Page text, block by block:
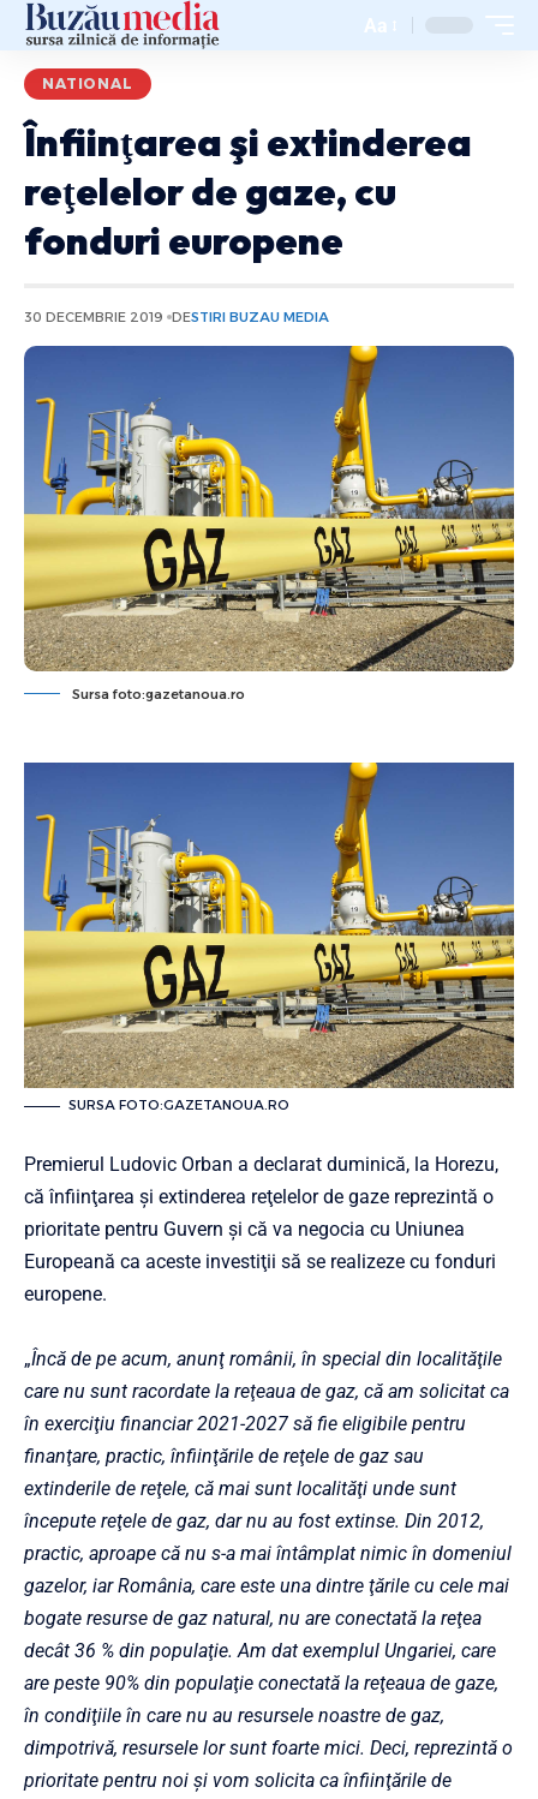
Aa
NATIONAL
Înfiinţarea şi extinderea
reţelelor de gaze, cu
fonduri europene
30 DECEMBRIE 2019 DESTIRI BUZAU MEDIA
Sursa foto:gazetanoua.ro
SURSA FOTO:GAZETANOUA.RO
Premierul Ludovic Orban a declarat duminică, la Horezu,
că înfiinţarea şi extinderea reţelelor de gaze reprezintă o
prioritate pentru Guvern şi că va negocia cu Uniunea
Europeană ca aceste investiţii să se realizeze cu fonduri
europene.
„Încă de pe acum, anunţ românii, în special din localităţile
care nu sunt racordate la reţeaua de gaz, că am solicitat ca
în exerciţiu financiar 2021-2027 să fie eligibile pentru
finanţare, practic, înfiinţările de reţele de gaz sau
extinderile de reţele, că mai sunt localităţi unde sunt
începute reţele de gaz, dar nu au fost extinse. Din 2012,
practic, aproape că nu s-a mai întâmplat nimic în domeniul
gazelor, iar România, care este una dintre ţările cu cele mai
bogate resurse de gaz natural, nu are conectată la reţea
decât 36 % din populaţie. Am dat exemplul Ungariei, care
are peste 90% din populaţie conectată la reţeaua de gaze,
în condiţiile în care nu au resursele noastre de gaz,
dimpotrivă, resursele lor sunt foarte mici. Deci, reprezintă o
prioritate pentru noi şi vom solicita ca înfiinţările de